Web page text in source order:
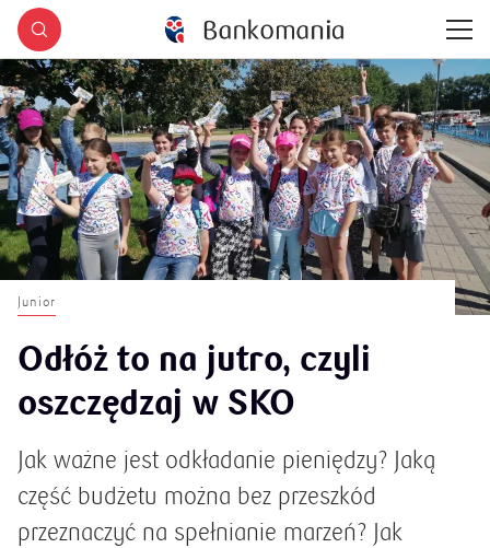
Junior
Odłóż to na jutro, czyli
oszczędzaj w SKO
Jak ważne jest odkładanie pieniędzy? Jaką
część budżetu można bez przeszkód
przeznaczyć na spełnianie marzeń? Jak